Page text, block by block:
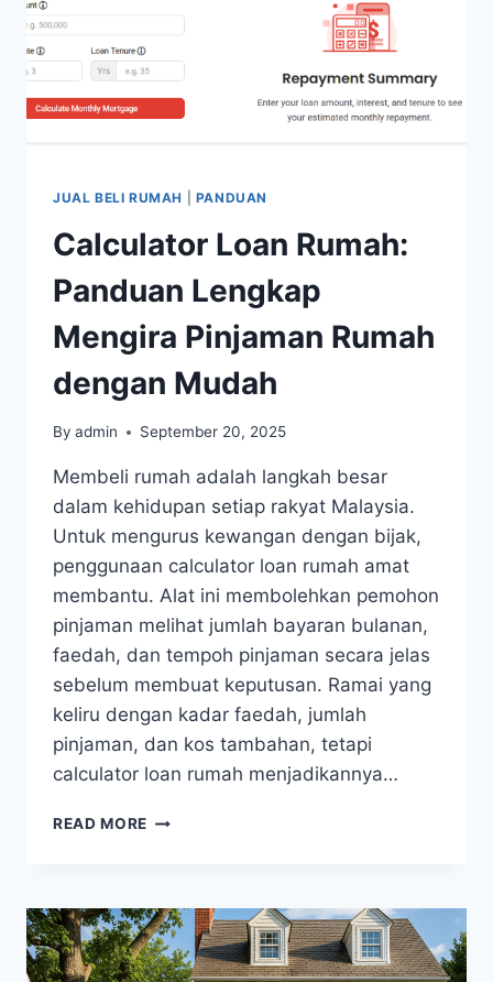
JUAL BELI RUMAH PANDUAN
Calculator Loan Rumah:
Panduan Lengkap
Mengira Pinjaman Rumah
dengan Mudah
By admin September 20, 2025
Membeli rumah adalah langkah besar
dalam kehidupan setiap rakyat Malaysia.
Untuk mengurus kewangan dengan bijak,
penggunaan calculator loan rumah amat
membantu. Alat ini membolehkan pemohon
pinjaman melihat jumlah bayaran bulanan,
faedah, dan tempoh pinjaman secara jelas
sebelum membuat keputusan. Ramai yang
keliru dengan kadar faedah, jumlah
pinjaman, dan kos tambahan, tetapi
calculator loan rumah menjadikannya…
READ MORE